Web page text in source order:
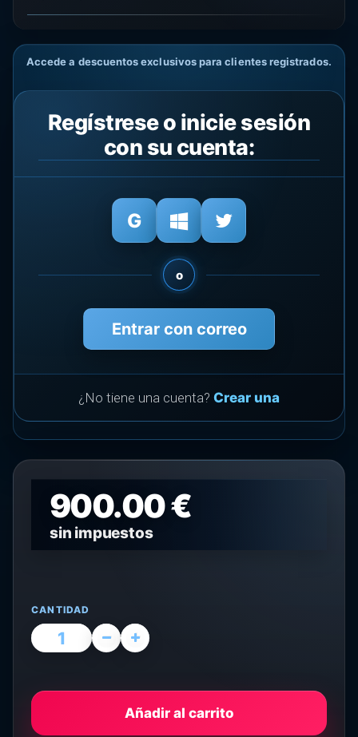
Accede a descuentos exclusivos para clientes registrados.
Regístrese o inicie sesión
con su cuenta:
o
Entrar con correo
¿No tiene una cuenta? Crear una
900.00 €
sin impuestos
CANTIDAD
Añadir al carrito